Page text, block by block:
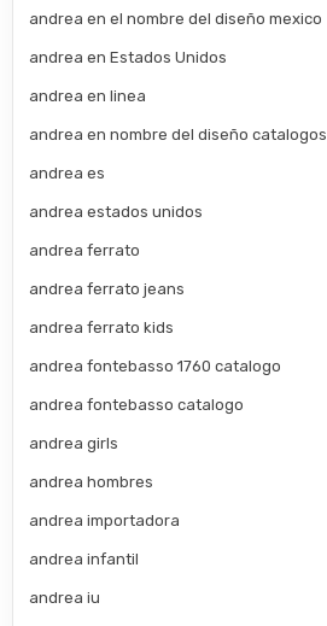
andrea en el nombre del diseño mexico
andrea en Estados Unidos
andrea en linea
andrea en nombre del diseño catalogos
andrea es
andrea estados unidos
andrea ferrato
andrea ferrato jeans
andrea ferrato kids
andrea fontebasso 1760 catalogo
andrea fontebasso catalogo
andrea girls
andrea hombres
andrea importadora
andrea infantil
andrea iu